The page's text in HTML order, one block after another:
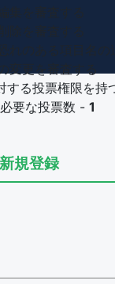
する投票権限を持
要な投票数 - 1
集権限を持つユー
除を審査する
する投票権限を持
要な投票数 -
集権限を持つユ
規登録